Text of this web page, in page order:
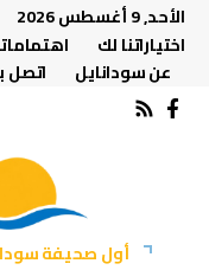
الأحد, 9 أغسطس 2026
اختياراتنا لك
عن سودانايل
اتصل
أول صحيفة